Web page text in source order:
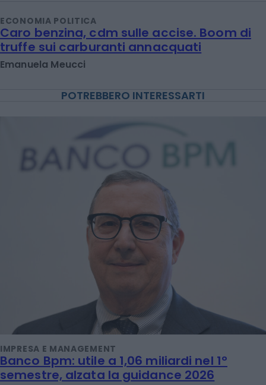
ECONOMIA POLITICA
Caro benzina, cdm sulle accise. Boom di
truffe sui carburanti annacquati
Emanuela Meucci
POTREBBERO INTERESSARTI
IMPRESA E MANAGEMENT
Banco Bpm: utile a 1,06 miliardi nel 1°
semestre, alzata la guidance 2026